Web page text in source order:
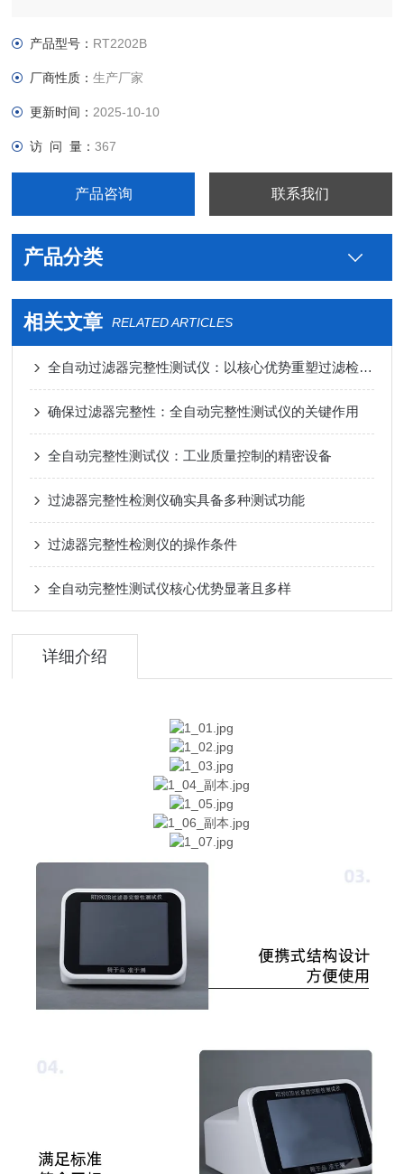
产品型号： RT2202B
厂商性质：生产厂家
更新时间： 2025-10-10
访 问 量：367
产品咨询 联系我们
产品分类
相关文章 RELATED ARTICLES
全自动过滤器完整性测试仪：以核心优势重塑过滤检测新标准
确保过滤器完整性：全自动完整性测试仪的关键作用
全自动完整性测试仪：工业质量控制的精密设备
过滤器完整性检测仪确实具备多种测试功能
过滤器完整性检测仪的操作条件
全自动完整性测试仪核心优势显著且多样
详细介绍